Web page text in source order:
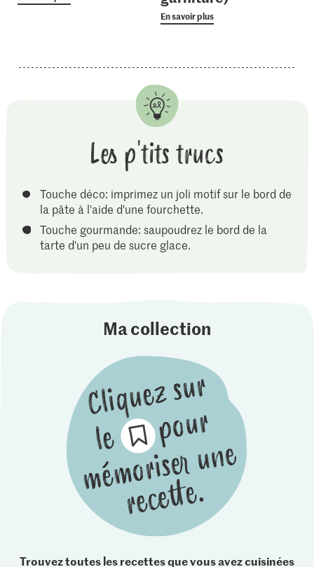
En savoir plus
Les p'tits trucs
Touche déco: imprimez un joli motif sur le bord de
la pâte à l'aide d'une fourchette.
Touche gourmande: saupoudrez le bord de la
tarte d'un peu de sucre glace.
Ma collection
Trouvez toutes les recettes que vous avez cuisinées